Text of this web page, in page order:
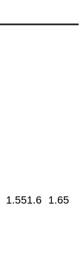
1.551.6 1.65